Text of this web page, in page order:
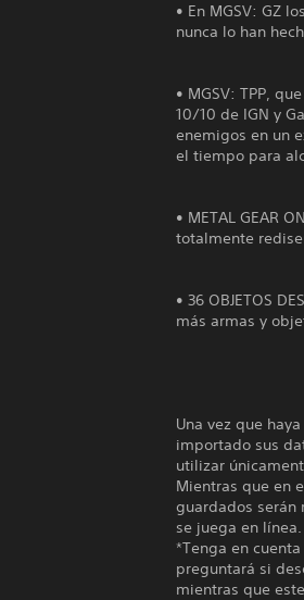
• En MGSV: GZ
nunca lo han
• MGSV: TPP,
10/10 de IGN y
enemigos en un
el tiempo para
• METAL GEAR
totalmente
• 36 OBJETOS
más armas y
Una vez que
importado sus
utilizar
Mientras que en
guardados serán
se juega en línea.
*Tenga en
preguntará si
mientras que